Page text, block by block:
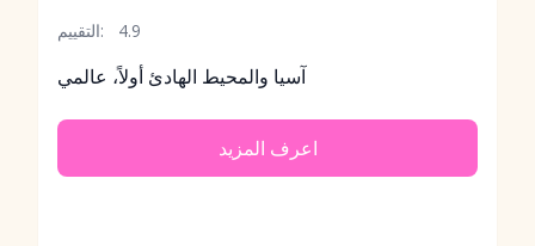
التقييم:
4.9
آسيا والمحيط الهادئ أولاً، عالمي
اعرف المزيد